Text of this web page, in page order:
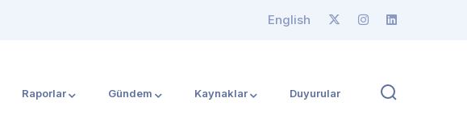
English
Raporlar Gündem Kaynaklar Duyurular